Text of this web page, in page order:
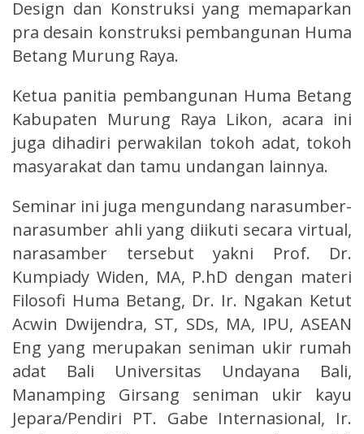
Design dan Konstruksi yang memaparkan
pra desain konstruksi pembangunan Huma
Betang Murung Raya.
Ketua panitia pembangunan Huma Betang
Kabupaten Murung Raya Likon, acara ini
juga dihadiri perwakilan tokoh adat, tokoh
masyarakat dan tamu undangan lainnya.
Seminar ini juga mengundang narasumber-
narasumber ahli yang diikuti secara virtual,
narasamber tersebut yakni Prof. Dr.
Kumpiady Widen, MA, P.hD dengan materi
Filosofi Huma Betang, Dr. Ir. Ngakan Ketut
Acwin Dwijendra, ST, SDs, MA, IPU, ASEAN
Eng yang merupakan seniman ukir rumah
adat Bali Universitas Undayana Bali,
Manamping Girsang seniman ukir kayu
Jepara/Pendiri PT. Gabe Internasional, Ir.